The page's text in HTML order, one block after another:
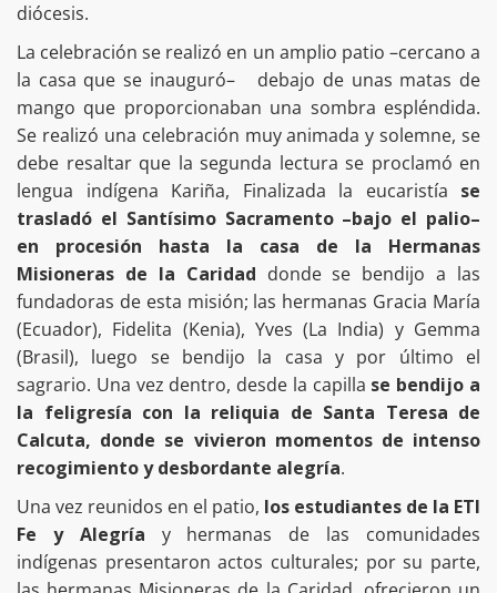
diócesis.
La celebración se realizó en un amplio patio –cercano a
la casa que se inauguró– debajo de unas matas de
mango que proporcionaban una sombra espléndida.
Se realizó una celebración muy animada y solemne, se
debe resaltar que la segunda lectura se proclamó en
lengua indígena Kariña, Finalizada la eucaristía se
trasladó el Santísimo Sacramento –bajo el palio–
en procesión hasta la casa de la Hermanas
Misioneras de la Caridad donde se bendijo a las
fundadoras de esta misión; las hermanas Gracia María
(Ecuador), Fidelita (Kenia), Yves (La India) y Gemma
(Brasil), luego se bendijo la casa y por último el
sagrario. Una vez dentro, desde la capilla se bendijo a
la feligresía con la reliquia de Santa Teresa de
Calcuta, donde se vivieron momentos de intenso
recogimiento y desbordante alegría.
Una vez reunidos en el patio, los estudiantes de la ETI
Fe y Alegría y hermanas de las comunidades
indígenas presentaron actos culturales; por su parte,